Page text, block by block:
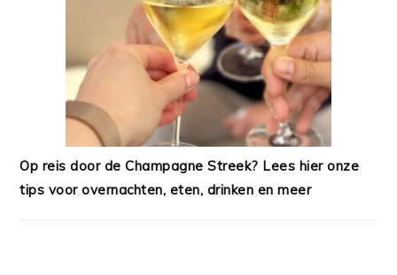
Op reis door de Champagne Streek? Lees hier onze
tips voor overnachten, eten, drinken en meer